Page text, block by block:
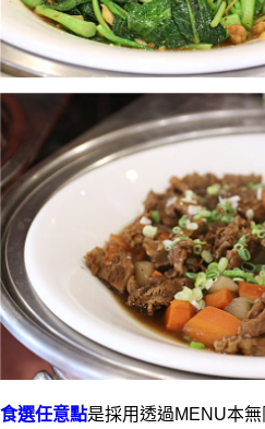
食選任意點是採用透過MENU本